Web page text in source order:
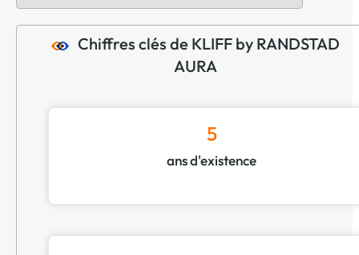
Chiffres clés de KLIFF by RANDSTAD
AURA
5
ans d'existence